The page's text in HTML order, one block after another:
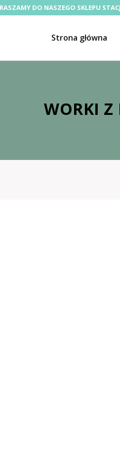
DO NASZEGO SKLEPU
Strona główna
WORKI Z